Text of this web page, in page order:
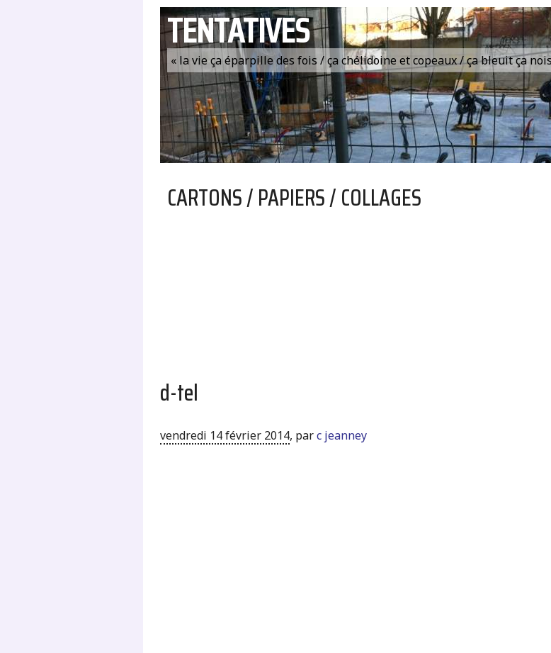
TENTATIVES
« la vie ça éparpille des fois / ça chélidoine et copeaux / ça bleuit ça
CARTONS / PAPIERS / COLLAGES
d-tel
vendredi 14 février 2014, parc jeanney